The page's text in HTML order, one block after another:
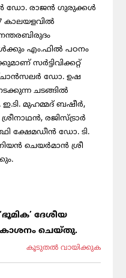
ഡോ. രാജന്‍ ഗുരുക്കള്‍
കാലയളവില്‍
എം.ഫില്‍ പഠനം
സര്‍ട്ടിവിക്കറ്റ്
ഡോ. ഉഷ
ചടങ്ങില്‍
ഇ.ടി. മുഹമ്മദ് ബഷീര്‍,
രജിസ്ട്രാര്‍
ക്ഷേമഡീന്‍ ഡോ. ടി.
ചെയര്‍മാന്‍ ശ്രീ
ദേശീയ
ചെയ്തു.
കൂടുതല്‍ വായിക്കുക